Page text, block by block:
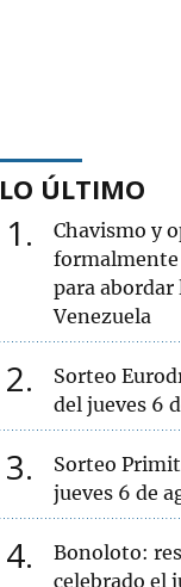
LO ÚLTIMO
1
Chavismo y
formalmente
para
Venezuela
2
Sorteo
del jueves 6
3
Sorteo
jueves 6 de
4
Bonoloto:
celebrado el